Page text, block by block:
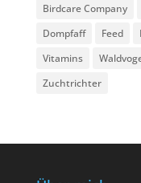
Birdcare Company
Dompfaff
Feed
Vitamins
Zuchtrichter